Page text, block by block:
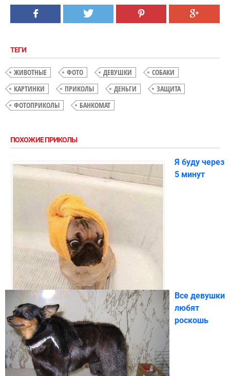
ТЕГИ
ЖИВОТНЫЕ ФОТО ДЕВУШКИ
СОБАКИ
КАРТИНКИ
ПРИКОЛЫ ДЕНЬГИ
ЗАЩИТА
ФОТОПРИКОЛЫ
БАНКОМАТ
ПОХОЖИЕ ПРИКОЛЫ
Я буду через
5 минут
Все девушки
любят
роскошь